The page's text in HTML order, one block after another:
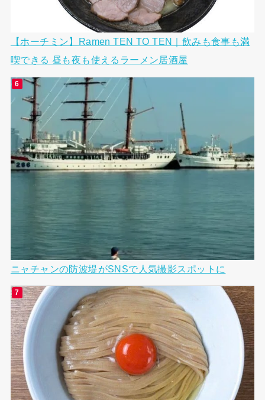
【ホーチミン】Ramen TEN TO TEN｜飲みも食事も満
喫できる 昼も夜も使えるラーメン居酒屋
ニャチャンの防波堤がSNSで人気撮影スポットに